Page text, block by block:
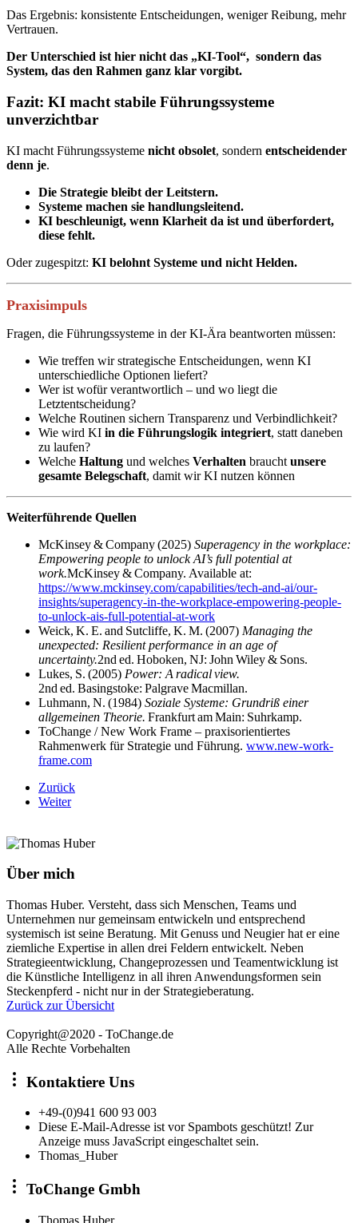
Das Ergebnis: konsistente Entscheidungen, weniger Reibung, mehr
Vertrauen.
Der Unterschied ist hier nicht das „KI-Tool“, sondern das
System, das den Rahmen ganz klar vorgibt.
Fazit: KI macht stabile Führungssysteme
unverzichtbar
KI macht Führungssysteme nicht obsolet, sondern entscheidender
denn je.
Die Strategie bleibt der Leitstern.
Systeme machen sie handlungsleitend.
KI beschleunigt, wenn Klarheit da ist und überfordert,
diese fehlt.
Oder zugespitzt: KI belohnt Systeme und nicht Helden.
Praxisimpuls
Fragen, die Führungssysteme in der KI-Ära beantworten müssen:
Wie treffen wir strategische Entscheidungen, wenn KI
unterschiedliche Optionen liefert?
Wer ist wofür verantwortlich – und wo liegt die
Letztentscheidung?
Welche Routinen sichern Transparenz und Verbindlichkeit?
Wie wird KI in die Führungslogik integriert, statt daneben
zu laufen?
Welche Haltung und welches Verhalten braucht unsere
gesamte Belegschaft, damit wir KI nutzen können
Weiterführende Quellen
McKinsey & Company (2025) Superagency in the workplace:
Empowering people to unlock AI’s full potential at
work.McKinsey & Company. Available at:
https://www.mckinsey.com/capabilities/tech-and-ai/our-
insights/superagency-in-the-workplace-empowering-people-
to-unlock-ais-full-potential-at-work
Weick, K. E. and Sutcliffe, K. M. (2007) Managing the
unexpected: Resilient performance in an age of
uncertainty.2nd ed. Hoboken, NJ: John Wiley & Sons.
Lukes, S. (2005) Power: A radical view.
2nd ed. Basingstoke: Palgrave Macmillan.
Luhmann, N. (1984) Soziale Systeme: Grundriß einer
allgemeinen Theorie. Frankfurt am Main: Suhrkamp.
ToChange / New Work Frame – praxisorientiertes
Rahmenwerk für Strategie und Führung. www.new-work-
frame.com
Zurück
Weiter
Über mich
Thomas Huber. Versteht, dass sich Menschen, Teams und
Unternehmen nur gemeinsam entwickeln und entsprechend
systemisch ist seine Beratung. Mit Genuss und Neugier hat er eine
ziemliche Expertise in allen drei Feldern entwickelt. Neben
Strategieentwicklung, Changeprozessen und Teamentwicklung ist
die Künstliche Intelligenz in all ihren Anwendungsformen sein
Steckenpferd - nicht nur in der Strategieberatung.
Zurück zur Übersicht
Copyright@2020 - ToChange.de
Alle Rechte Vorbehalten
Kontaktiere Uns
+49-(0)941 600 93 003
Diese E-Mail-Adresse ist vor Spambots geschützt! Zur
Anzeige muss JavaScript eingeschaltet sein.
Thomas_Huber
ToChange Gmbh
Thomas Huber